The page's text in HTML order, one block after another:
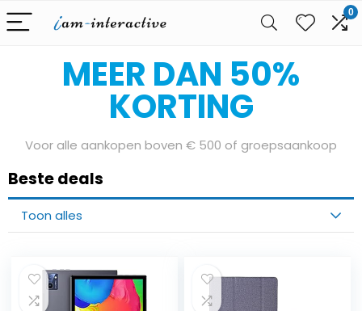
0
Bereid je voor op onze Sale Days
MEER DAN 50%
KORTING
Voor alle aankopen boven € 500 of groepsaankoop
Beste deals
Toon alles